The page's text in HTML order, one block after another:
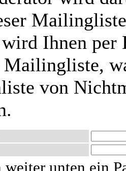
Ihnen
von
weiter unten ein